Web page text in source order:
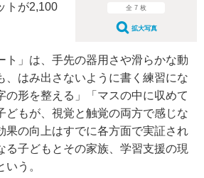
全 7 枚
拡大写真
トが2,100
」は、手先の器用さや滑らかな動
、はみ出さないように書く練習にな
の形を整える」「マスの中に収めて
どもが、視覚と触覚の両方で感じな
果の向上はすでに各方面で実証され
る子どもとその家族、学習支援の現
う。